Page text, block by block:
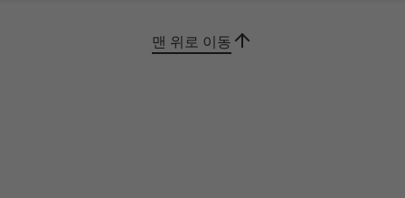
을 빠르게 처리할 수 있습니다. 전원 버튼과 통합된
2-in-1 지문 리더기(옵션) 및 프라이버시 셔터가 있
IdeaPad Slim 3 Gen 8(15″ AMD)
맨 위로 이동